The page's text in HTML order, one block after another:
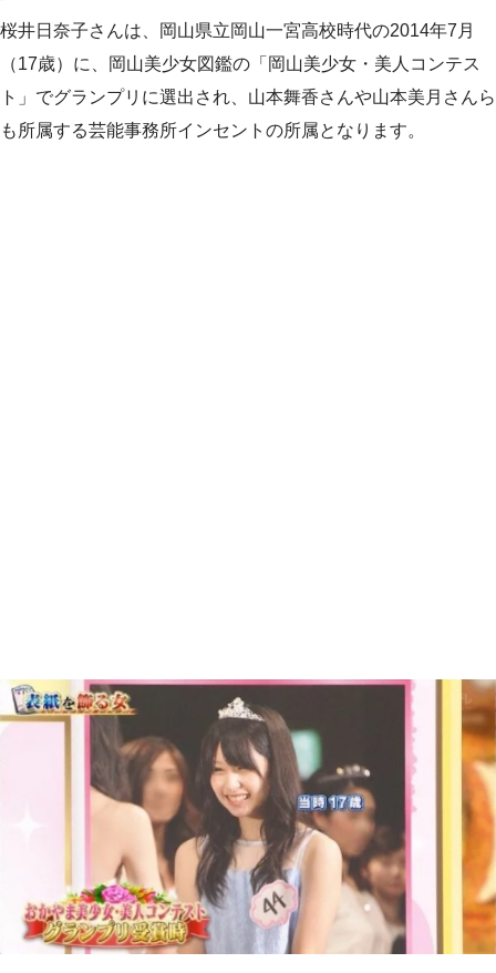
桜井日奈子さんは、岡山県立岡山一宮高校時代の2014年7月
（17歳）に、岡山美少女図鑑の「岡山美少女・美人コンテス
ト」でグランプリに選出され、山本舞香さんや山本美月さんら
も所属する芸能事務所インセントの所属となります。